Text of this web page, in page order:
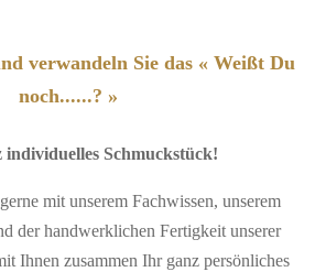
verwandeln Sie das « Weißt Du
noch......? »
Schmuckstück!
mit unserem Fachwissen, unserem
der handwerklichen Fertigkeit unserer
Ihnen zusammen Ihr ganz persönliches